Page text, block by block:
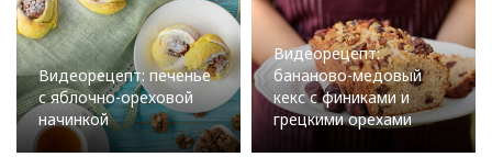
Видеорецепт: печенье
с яблочно-ореховой
начинкой
Видеорецепт:
бананово-медовый
кекс с финиками и
грецкими орехами